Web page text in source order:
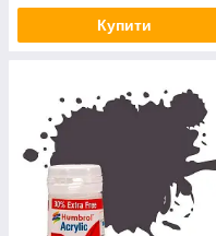
Купити